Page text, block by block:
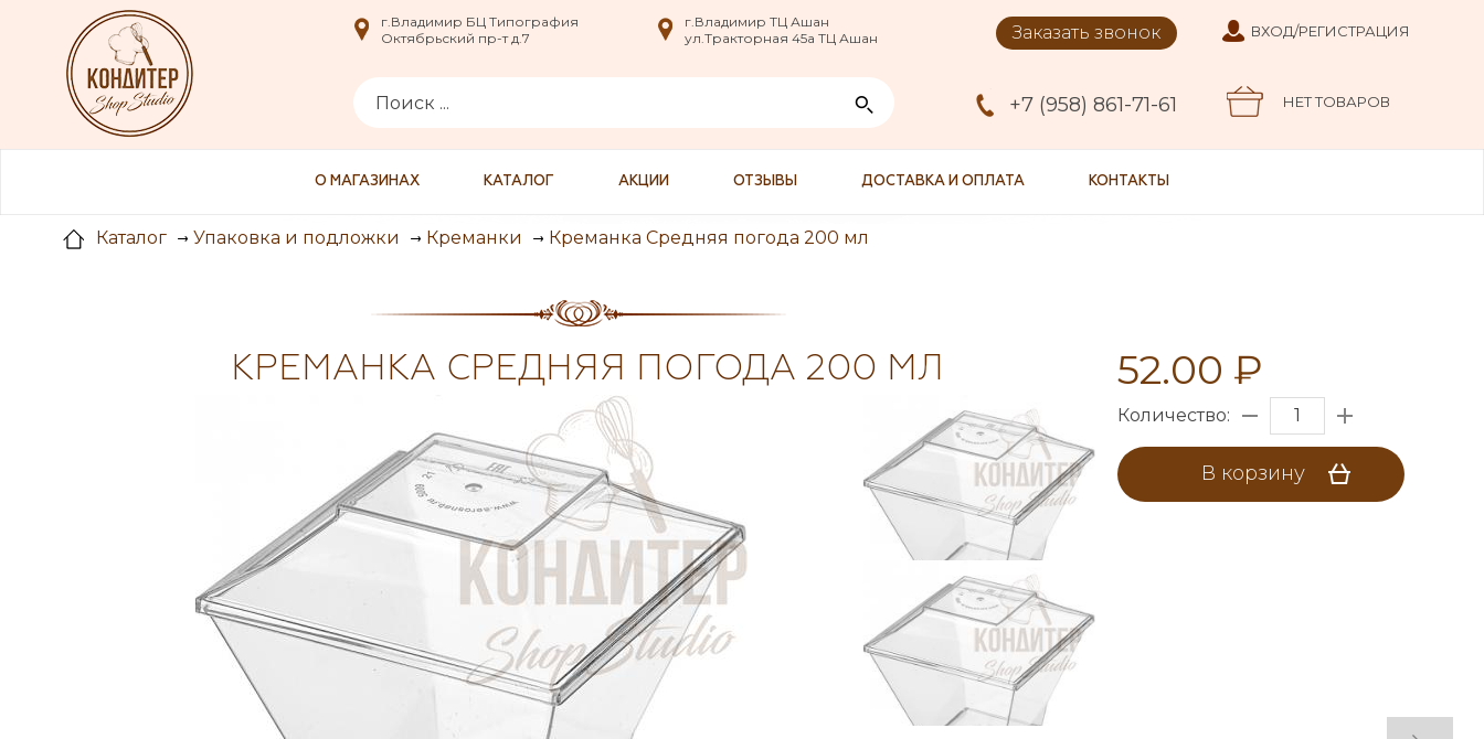
info@XXX.ru
г.Владимир БЦ Типография
Октябрьский пр-т д.7
г.Владимир ТЦ Ашан
ул.Тракторная 45а ТЦ Ашан
+7 (958) 861-71-61
г.Владимир БЦ Типография
Октябрьский пр-т д.7
г.Владимир ТЦ Ашан
ул.Тракторная 45а ТЦ Ашан
Заказать звонок
НЕТ ТОВАРОВ
ВХОД/РЕГИСТРАЦИЯ
О МАГАЗИНАХ КАТАЛОГ АКЦИИ ОТЗЫВЫ ДОСТАВКА И ОПЛАТА КОНТАКТЫ
Каталог Упаковка и подложки Креманки Креманка Средняя погода 200 мл
КРЕМАНКА СРЕДНЯЯ ПОГОДА 200 МЛ 52.00 ₽
Количество:
В корзину